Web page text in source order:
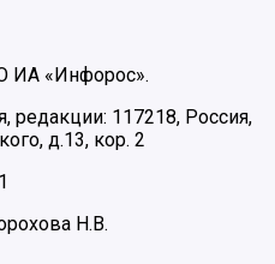
ИА «Инфорос».
редакции: 117218, Россия,
д.13, кор. 2
Н.В.